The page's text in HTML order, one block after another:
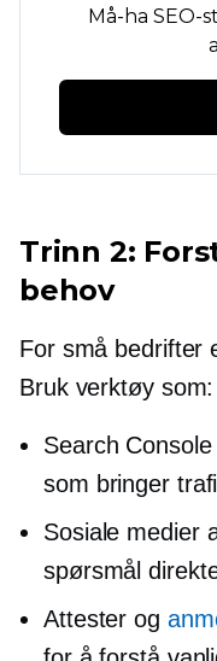
Må-ha SEO-
Trinn 2:
behov
For små bedrifter
Bruk verktøy som:
Search
som bringer
Sosiale medier
spørsmål
Attester og